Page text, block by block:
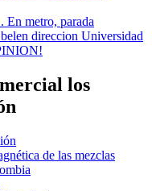
metro, parada
direccion Universidad
los
de las mezclas